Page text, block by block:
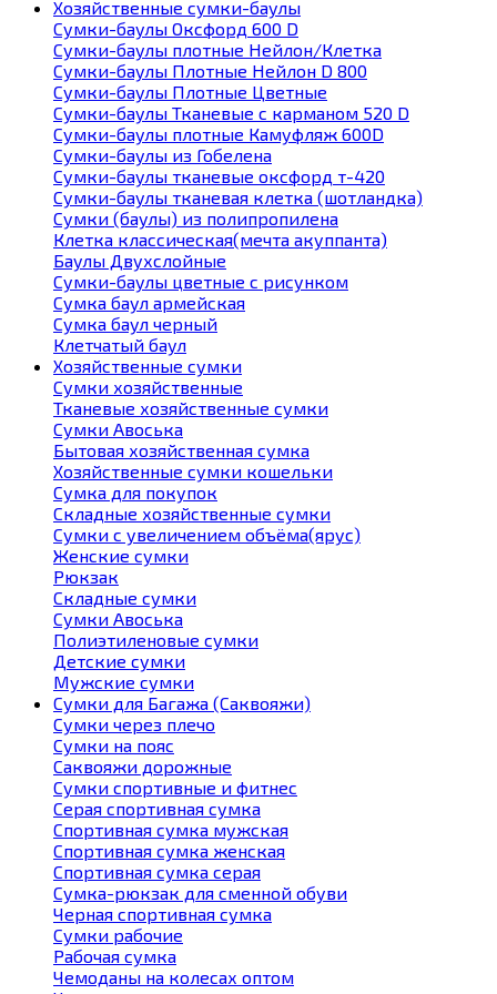
Хозяйственные сумки-баулы
Сумки-баулы Оксфорд 600 D
Сумки-баулы плотные Нейлон/Клетка
Сумки-баулы Плотные Нейлон D 800
Сумки-баулы Плотные Цветные
Сумки-баулы Тканевые с карманом 520 D
Сумки-баулы плотные Камуфляж 600D
Сумки-баулы из Гобелена
Сумки-баулы тканевые оксфорд т-420
Сумки-баулы тканевая клетка (шотландка)
Сумки (баулы) из полипропилена
Клетка классическая(мечта акуппанта)
Баулы Двухслойные
Сумки-баулы цветные с рисунком
Сумка баул армейская
Сумка баул черный
Клетчатый баул
Хозяйственные сумки
Сумки хозяйственные
Тканевые хозяйственные сумки
Сумки Авоська
Бытовая хозяйственная сумка
Хозяйственные сумки кошельки
Сумка для покупок
Складные хозяйственные сумки
Сумки с увеличением объёма(ярус)
Женские сумки
Рюкзак
Складные сумки
Сумки Авоська
Полиэтиленовые сумки
Детские сумки
Мужские сумки
Сумки для Багажа (Саквояжи)
Сумки через плечо
Сумки на пояс
Саквояжи дорожные
Сумки спортивные и фитнес
Серая спортивная сумка
Спортивная сумка мужская
Спортивная сумка женская
Спортивная сумка серая
Сумка-рюкзак для сменной обуви
Черная спортивная сумка
Сумки рабочие
Рабочая сумка
Чемоданы на колесах оптом